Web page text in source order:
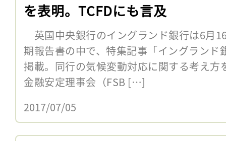
を表明。TCFDにも言及
英国中央銀行のイングランド銀行は6月
期報告書の中で、特集記事「イングランド
掲載。同行の気候変動対応に関する考え方
金融安定理事会（FSB […]
2017/07/05